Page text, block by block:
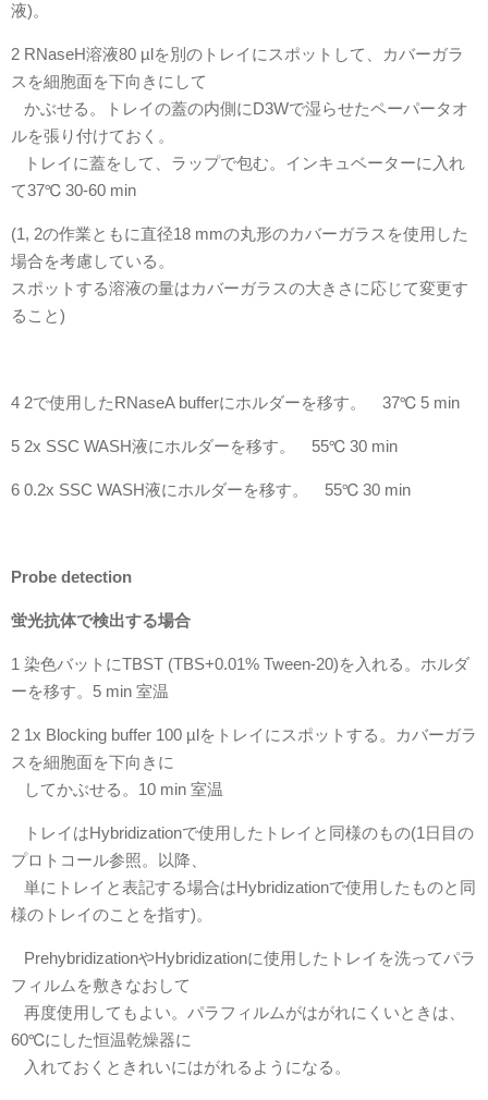
液)。
2 RNaseH溶液80 µlを別のトレイにスポットして、カバーガラ
スを細胞面を下向きにして
かぶせる。トレイの蓋の内側にD3Wで湿らせたペーパータオ
ルを張り付けておく。
トレイに蓋をして、ラップで包む。インキュベーターに入れ
て37℃ 30-60 min
(1, 2の作業ともに直径18 mmの丸形のカバーガラスを使用した
場合を考慮している。
スポットする溶液の量はカバーガラスの大きさに応じて変更す
ること)
4 2で使用したRNaseA bufferにホルダーを移す。 37℃ 5 min
5 2x SSC WASH液にホルダーを移す。 55℃ 30 min
6 0.2x SSC WASH液にホルダーを移す。 55℃ 30 min
Probe detection
蛍光抗体で検出する場合
1 染色バットにTBST (TBS+0.01% Tween-20)を入れる。ホルダ
ーを移す。5 min 室温
2 1x Blocking buffer 100 µlをトレイにスポットする。カバーガラ
スを細胞面を下向きに
してかぶせる。10 min 室温
トレイはHybridizationで使用したトレイと同様のもの(1日目の
プロトコール参照。以降、
単にトレイと表記する場合はHybridizationで使用したものと同
様のトレイのことを指す)。
PrehybridizationやHybridizationに使用したトレイを洗ってパラ
フィルムを敷きなおして
再度使用してもよい。パラフィルムがはがれにくいときは、
60℃にした恒温乾燥器に
入れておくときれいにはがれるようになる。